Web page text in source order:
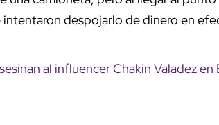
intentaron despojarlo de dinero en
al influencer Chakin Valadez